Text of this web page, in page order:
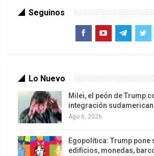
mundo
Un ataúd simple, y fuera de
vaticanas
El13 de marzo de 2013, a los 76
arzobispo de Buenos Aires y
Mario Bergoglio fue elegido como
nombre de Francisco, en memoria
Seguinos
Lo Nuevo
Milei, el peón de Trump
integración
Ago 6, 2026
Egopolítica: Trump pone
edificios, monedas,